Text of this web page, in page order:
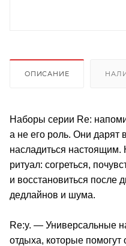
ОПИСАНИЕ
Наборы серии Re:
а не его роль. Они дарят
насладиться
ритуал: согреться,
и восстановиться после
дедлайнов и шума.
Re:y. — Универсальные
отдыха, которые помогут